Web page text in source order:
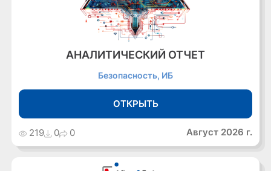
АНАЛИТИЧЕСКИЙ ОТЧЕТ
Безопасность, ИБ
ОТКРЫТЬ
219 0 0 Август 2026 г.